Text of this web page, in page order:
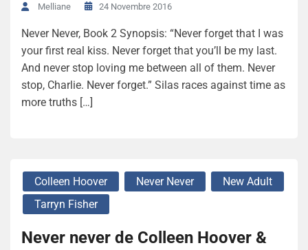
Melliane 24 Novembre 2016
Never Never, Book 2 Synopsis: “Never forget that I was
your first real kiss. Never forget that you’ll be my last.
And never stop loving me between all of them. Never
stop, Charlie. Never forget.” Silas races against time as
more truths […]
Colleen Hoover Never Never
New Adult
Tarryn Fisher
Never never de Colleen Hoover &